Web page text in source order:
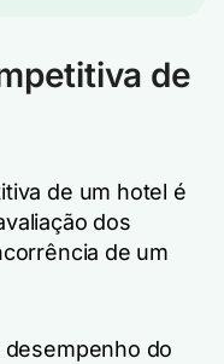
de
de um hotel é
dos
de um
desempenho do